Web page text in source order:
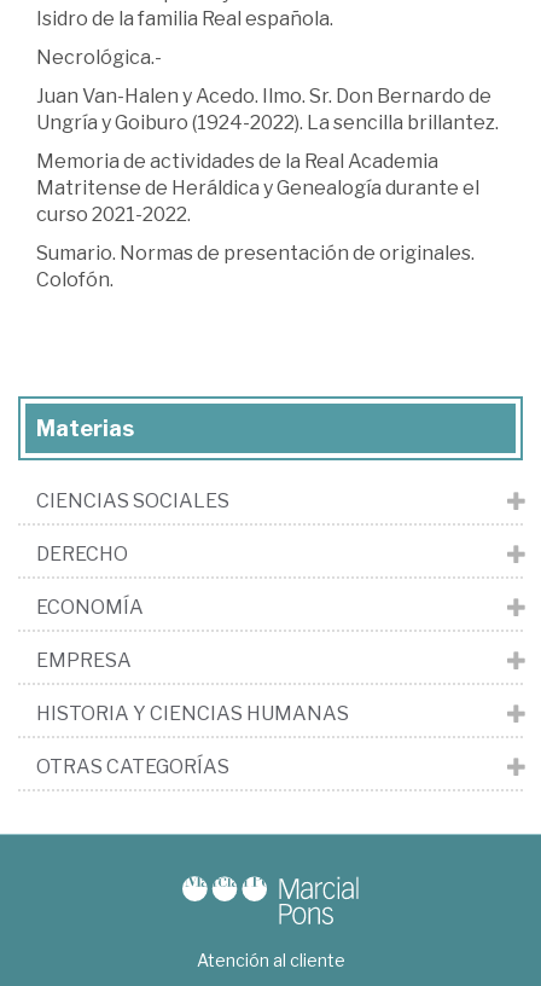
Isidro de la familia Real española.
Necrológica.-
Juan Van-Halen y Acedo. Ilmo. Sr. Don Bernardo de
Ungría y Goiburo (1924-2022). La sencilla brillantez.
Memoria de actividades de la Real Academia
Matritense de Heráldica y Genealogía durante el
curso 2021-2022.
Sumario. Normas de presentación de originales.
Colofón.
Materias
CIENCIAS SOCIALES
DERECHO
ECONOMÍA
EMPRESA
HISTORIA Y CIENCIAS HUMANAS
OTRAS CATEGORÍAS
Atención al cliente